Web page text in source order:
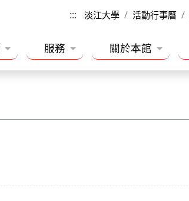
::: 淡江大學 活動行事曆
服務 關於本館